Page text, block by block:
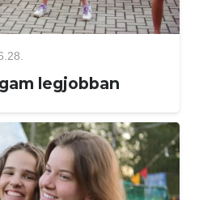
legjobban